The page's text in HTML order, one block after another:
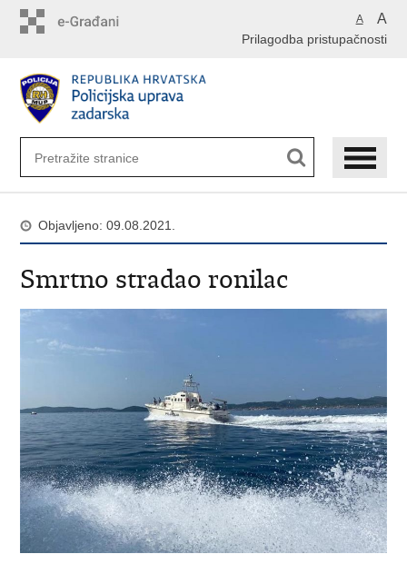
A A
Prilagodba pristupačnosti
Objavljeno: 09.08.2021.
Smrtno stradao ronilac